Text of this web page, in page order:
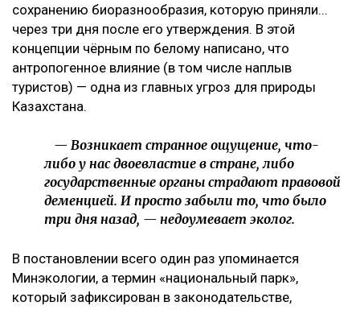
сохранению биоразнообразия, которую приняли...
через три дня после его утверждения. В этой
концепции чёрным по белому написано, что
антропогенное влияние (в том числе наплыв
туристов) — одна из главных угроз для природы
Казахстана.
— Возникает странное ощущение, что-
либо у нас двоевластие в стране, либо
государственные органы страдают правовой
деменцией. И просто забыли то, что было
три дня назад, — недоумевает эколог.
В постановлении всего один раз упоминается
Минэкологии, а термин «национальный парк»,
который зафиксирован в законодательстве,